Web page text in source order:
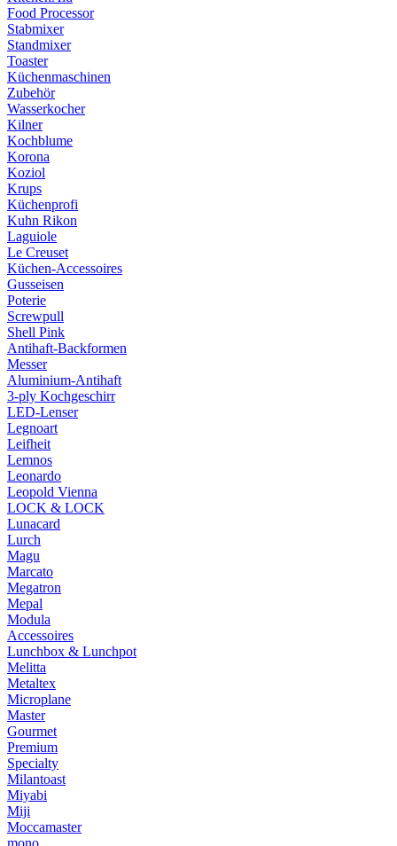
Food Processor
Stabmixer
Standmixer
Toaster
Küchenmaschinen
Zubehör
Wasserkocher
Kilner
Kochblume
Korona
Koziol
Krups
Küchenprofi
Kuhn Rikon
Laguiole
Le Creuset
Küchen-Accessoires
Gusseisen
Poterie
Screwpull
Shell Pink
Antihaft-Backformen
Messer
Aluminium-Antihaft
3-ply Kochgeschirr
LED-Lenser
Legnoart
Leifheit
Lemnos
Leonardo
Leopold Vienna
LOCK & LOCK
Lunacard
Lurch
Magu
Marcato
Megatron
Mepal
Modula
Accessoires
Lunchbox & Lunchpot
Melitta
Metaltex
Microplane
Master
Gourmet
Premium
Specialty
Milantoast
Miyabi
Miji
Moccamaster
mono